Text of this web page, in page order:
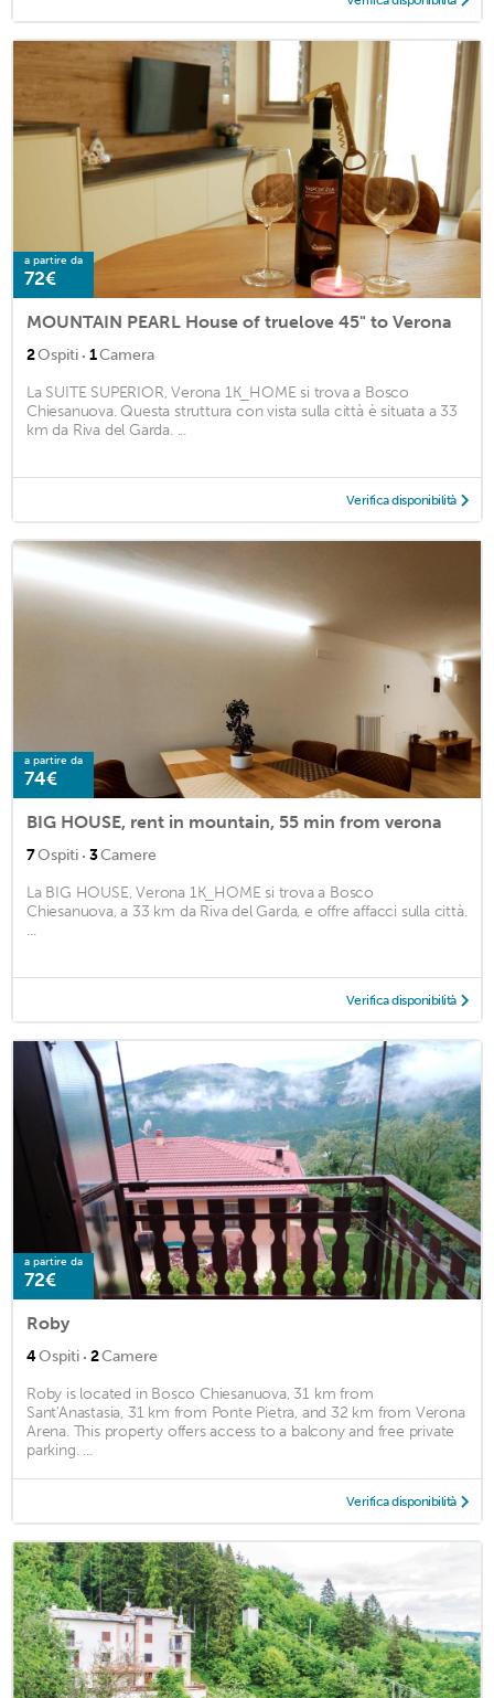
a partire da
72€
MOUNTAIN PEARL House of truelove 45" to Verona
2Ospiti · 1Camera
La SUITE SUPERIOR, Verona 1K_HOME si trova a Bosco
Chiesanuova. Questa struttura con vista sulla città è situata a 33
km da Riva del Garda. ...
Verifica disponibilità
a partire da
74€
BIG HOUSE, rent in mountain, 55 min from verona
7Ospiti · 3Camere
La BIG HOUSE, Verona 1K_HOME si trova a Bosco
Chiesanuova, a 33 km da Riva del Garda, e offre affacci sulla città.
...
Verifica disponibilità
a partire da
72€
Roby
4Ospiti · 2Camere
Roby is located in Bosco Chiesanuova, 31 km from
Sant'Anastasia, 31 km from Ponte Pietra, and 32 km from Verona
Arena. This property offers access to a balcony and free private
parking. ...
Verifica disponibilità